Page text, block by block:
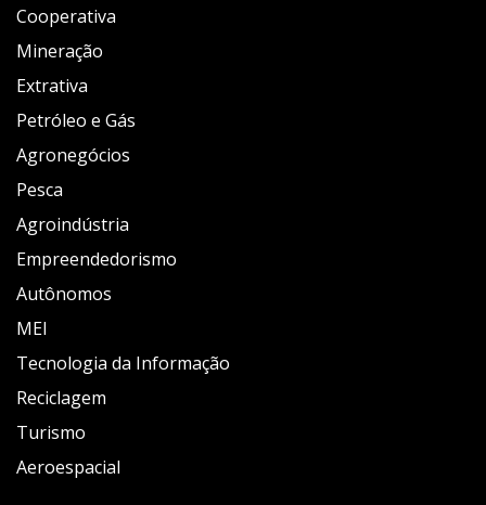
Cooperativa
Mineração
Extrativa
Petróleo e Gás
Agronegócios
Pesca
Agroindústria
Empreendedorismo
Autônomos
MEI
Tecnologia da Informação
Reciclagem
Turismo
Aeroespacial